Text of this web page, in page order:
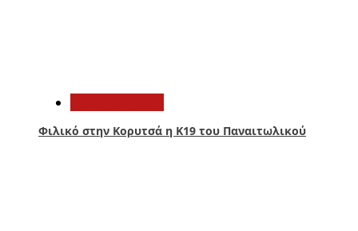
Φιλικό στην Κορυτσά η Κ19 του Παναιτωλικού